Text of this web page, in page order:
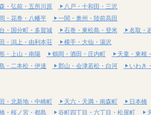
・弘前・五所川原
八戸・十和田・三沢
・花巻・八幡平
一関・奥州・陸前高田
・国分町・多賀城 石巻・東松島・登米 名取・
・潟上・由利本荘
横手・大仙・湯沢
・上山・南陽 鶴岡・酒田・庄内町
天童・東根
・二本松・伊達 郡山・会津若松・白河 いわき
・北新地・中崎町 天六・天満・南森町 日本橋
・桜ノ宮・都島
谷町四丁目・六丁目・松屋町